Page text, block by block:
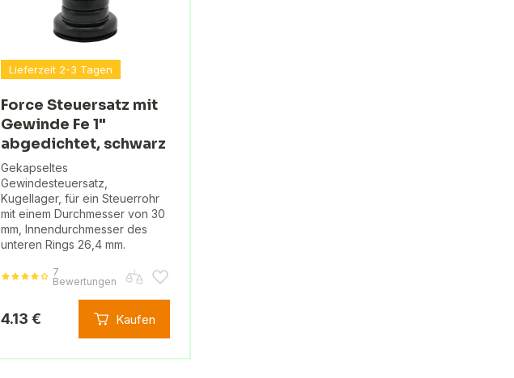
Lieferzeit 2-3 Tagen
Force Steuersatz mit
Gewinde Fe 1"
abgedichtet, schwarz
Gekapseltes
Gewindesteuersatz,
Kugellager, für ein Steuerrohr
mit einem Durchmesser von 30
mm, Innendurchmesser des
unteren Rings 26,4 mm.
7
Bewertungen
4.13 € Kaufen